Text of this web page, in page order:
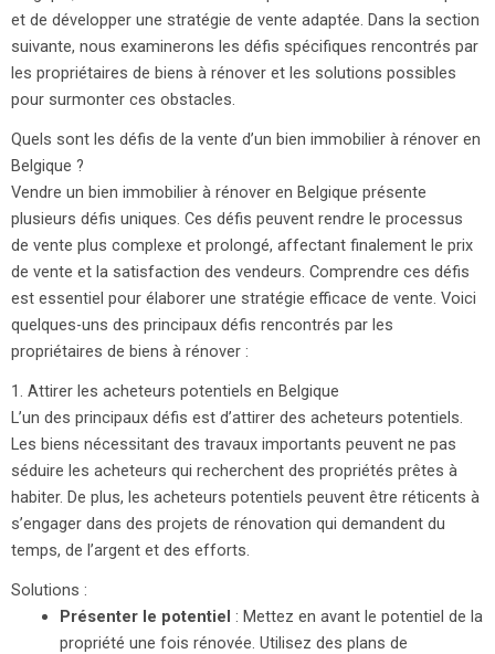
et de développer une stratégie de vente adaptée. Dans la section
suivante, nous examinerons les défis spécifiques rencontrés par
les propriétaires de biens à rénover et les solutions possibles
pour surmonter ces obstacles.
Quels sont les défis de la vente d’un bien immobilier à rénover en
Belgique ?
Vendre un bien immobilier à rénover en Belgique présente
plusieurs défis uniques. Ces défis peuvent rendre le processus
de vente plus complexe et prolongé, affectant finalement le prix
de vente et la satisfaction des vendeurs. Comprendre ces défis
est essentiel pour élaborer une stratégie efficace de vente. Voici
quelques-uns des principaux défis rencontrés par les
propriétaires de biens à rénover :
1. Attirer les acheteurs potentiels en Belgique
L’un des principaux défis est d’attirer des acheteurs potentiels.
Les biens nécessitant des travaux importants peuvent ne pas
séduire les acheteurs qui recherchent des propriétés prêtes à
habiter. De plus, les acheteurs potentiels peuvent être réticents à
s’engager dans des projets de rénovation qui demandent du
temps, de l’argent et des efforts.
Solutions :
Présenter le potentiel : Mettez en avant le potentiel de la
propriété une fois rénovée. Utilisez des plans de